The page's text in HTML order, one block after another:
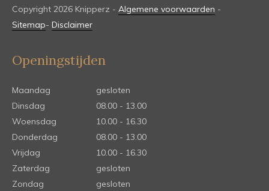
Copyright 2026 Knipperz - Algemene voorwaarden -
Sitemap- Disclaimer
Openingstijden
Maandag
gesloten
Dinsdag
08.00 - 13.00
Woensdag
10.00 - 16.30
Donderdag
08.00 - 13.00
Vrijdag
10.00 - 16.30
Zaterdag
gesloten
Zondag
gesloten